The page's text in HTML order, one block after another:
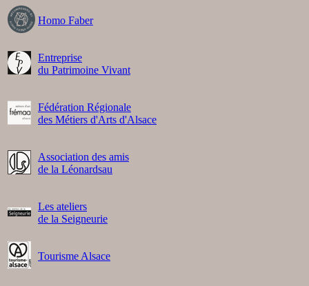
Homo Faber
Entreprise
du Patrimoine Vivant
Fédération Régionale
des Métiers d'Arts d'Alsace
Association des amis
de la Léonardsau
Les ateliers
de la Seigneurie
Tourisme Alsace